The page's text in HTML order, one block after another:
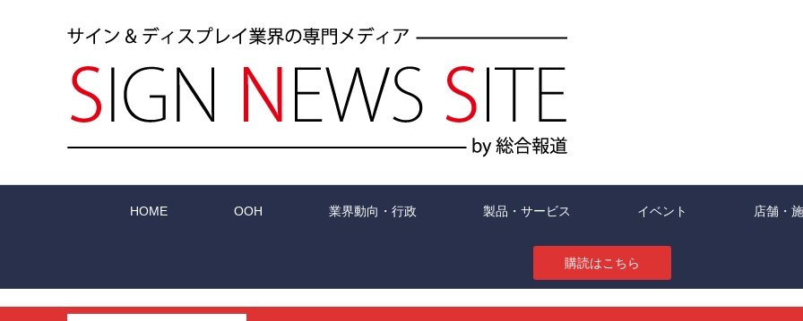
HOME OOH 業界動向・行政 製品・サービス イベント 店舗・
購読はこちら